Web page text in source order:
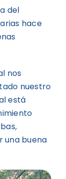
del
hace
nos
nuestro
está
una buena